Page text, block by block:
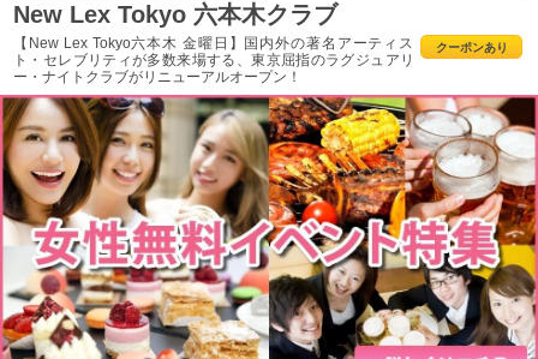
New Lex Tokyo 六本木クラブ
クーポンあり
【New Lex Tokyo六本木 金曜日】国内外の著名アーティス
ト・セレブリティが多数来場する、東京屈指のラグジュアリ
ー・ナイトクラブがリニューアルオープン！